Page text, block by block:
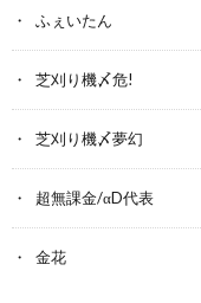
ふぇいたん
芝刈り機〆危!
芝刈り機〆夢幻
超無課金/αD代表
金花